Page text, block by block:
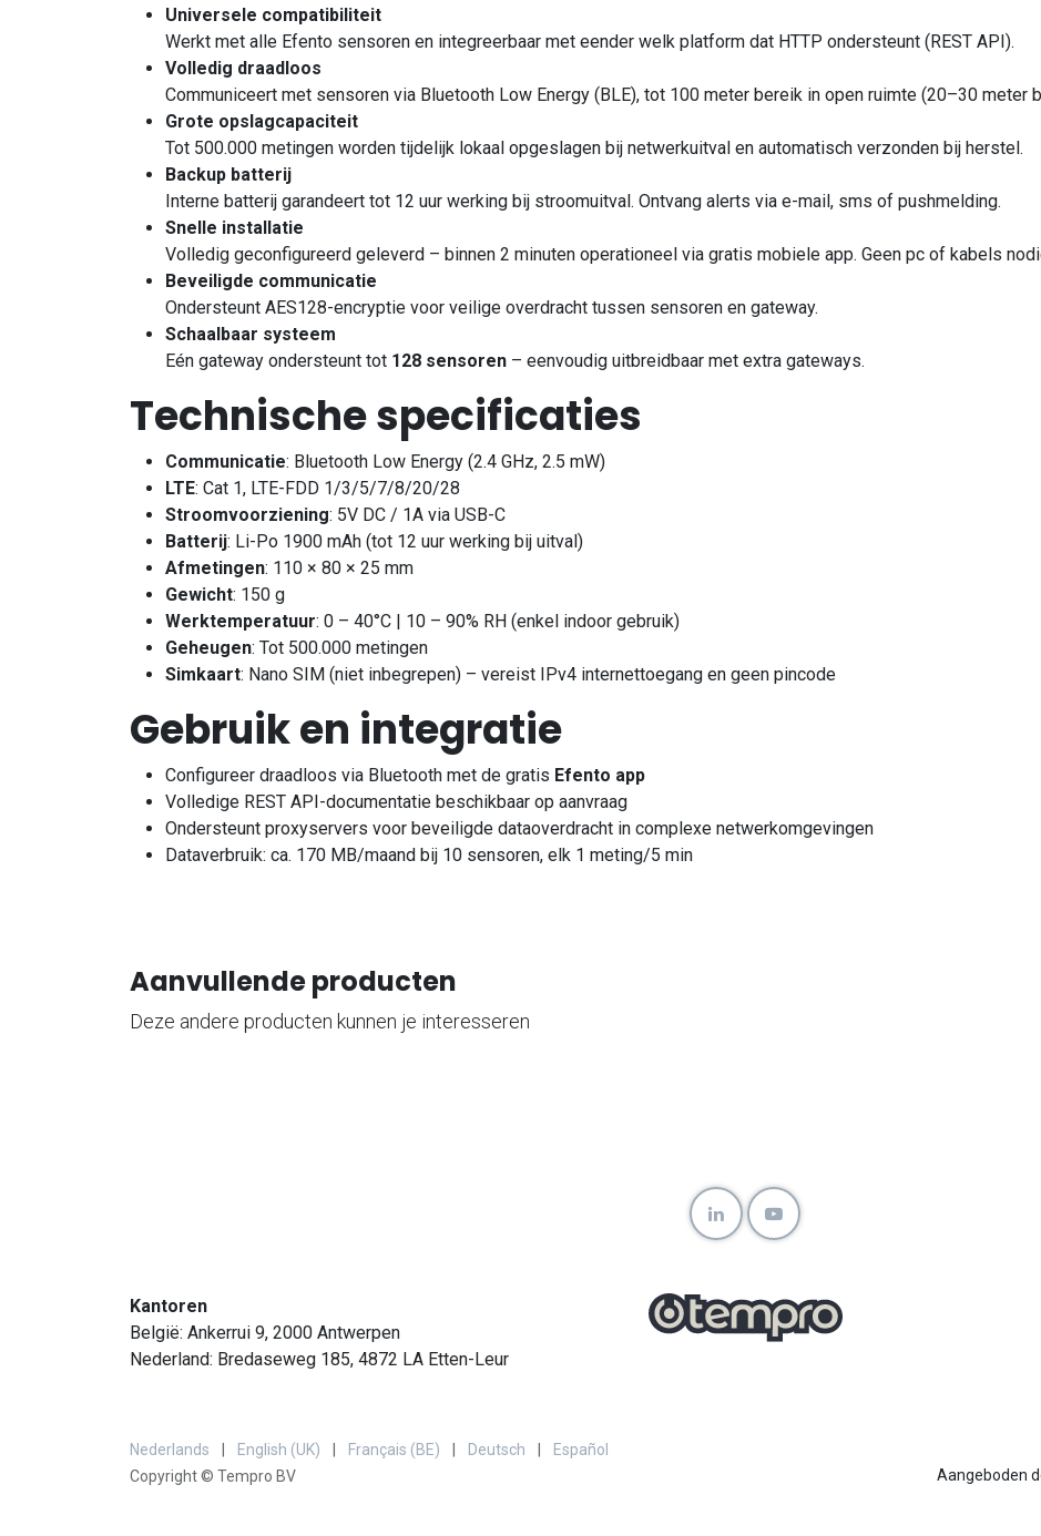
Universele compatibiliteit
Werkt met alle Efento sensoren en integreerbaar met eender welk platform dat HTTP ondersteunt (REST API).
Volledig draadloos
Communiceert met sensoren via Bluetooth Low Energy (BLE), tot 100 meter bereik in open ruimte (20–30 meter
Grote opslagcapaciteit
Tot 500.000 metingen worden tijdelijk lokaal opgeslagen bij netwerkuitval en automatisch verzonden bij herstel.
Backup batterij
Interne batterij garandeert tot 12 uur werking bij stroomuitval. Ontvang alerts via e-mail, sms of pushmelding.
Snelle installatie
Volledig geconfigureerd geleverd – binnen 2 minuten operationeel via gratis mobiele app. Geen pc of kabels
Beveiligde communicatie
Ondersteunt AES128-encryptie voor veilige overdracht tussen sensoren en gateway.
Schaalbaar systeem
Eén gateway ondersteunt tot 128 sensoren – eenvoudig uitbreidbaar met extra gateways.
Technische specificaties
Communicatie: Bluetooth Low Energy (2.4 GHz, 2.5 mW)
LTE: Cat 1, LTE-FDD 1/3/5/7/8/20/28
Stroomvoorziening: 5V DC / 1A via USB-C
Batterij: Li-Po 1900 mAh (tot 12 uur werking bij uitval)
Afmetingen: 110 × 80 × 25 mm
Gewicht: 150 g
Werktemperatuur: 0 – 40°C | 10 – 90% RH (enkel indoor gebruik)
Geheugen: Tot 500.000 metingen
Simkaart: Nano SIM (niet inbegrepen) – vereist IPv4 internettoegang en geen pincode
Gebruik en integratie
Configureer draadloos via Bluetooth met de gratis Efento app
Volledige REST API-documentatie beschikbaar op aanvraag
Ondersteunt proxyservers voor beveiligde dataoverdracht in complexe netwerkomgevingen
Dataverbruik: ca. 170 MB/maand bij 10 sensoren, elk 1 meting/5 min
Aanvullende producten
Deze andere producten kunnen je interesseren
Kantoren
België: Ankerrui 9, 2000 Antwerpen
Nederland: Bredaseweg 185, 4872 LA Etten-Leur
Copyright © Tempro BV
Nederlands English (UK) Français (BE) Deutsch
Español
Aangeboden